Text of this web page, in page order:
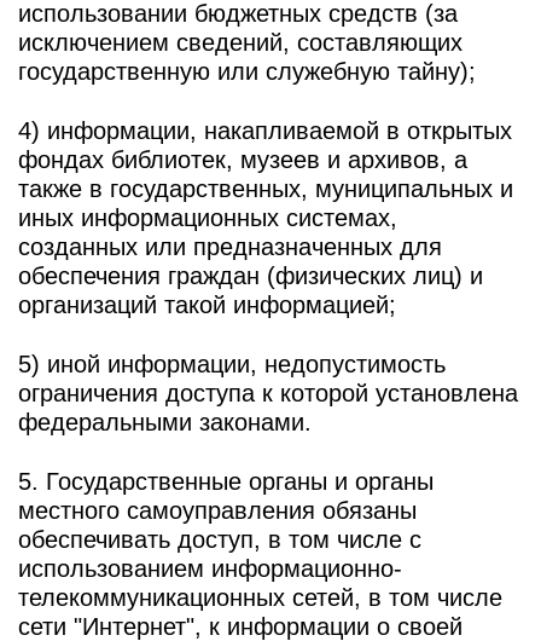
использовании бюджетных средств (за
исключением сведений, составляющих
государственную или служебную тайну);
4) информации, накапливаемой в открытых
фондах библиотек, музеев и архивов, а
также в государственных, муниципальных и
иных информационных системах,
созданных или предназначенных для
обеспечения граждан (физических лиц) и
организаций такой информацией;
5) иной информации, недопустимость
ограничения доступа к которой установлена
федеральными законами.
5. Государственные органы и органы
местного самоуправления обязаны
обеспечивать доступ, в том числе с
использованием информационно-
телекоммуникационных сетей, в том числе
сети "Интернет", к информации о своей